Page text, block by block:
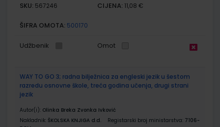
SKU: 567246 CIJENA: 11,08 €
ŠIFRA OMOTA: 500170
Udžbenik Omot
WAY TO GO 3; radna bilježnica za engleski jezik u šestom
razredu osnovne škole, treća godina učenja, drugi strani
jezik
Autor(i): Olinka Breka Zvonka Ivković
Nakladnik: ŠKOLSKA KNJIGA d.d. Registarski broj ministarstva: 7106-